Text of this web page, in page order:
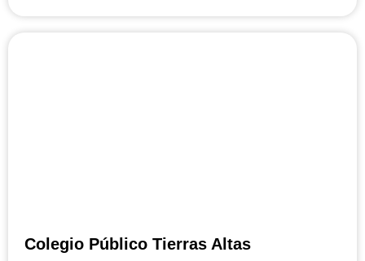
Colegio Público Tierras Altas